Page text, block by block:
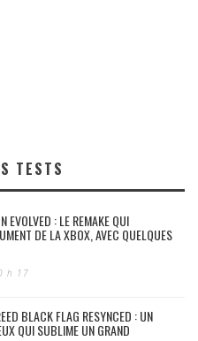
TESTS
EVOLVED : LE REMAKE QUI
DE LA XBOX, AVEC QUELQUES
h 17
BLACK FLAG RESYNCED : UN
QUI SUBLIME UN GRAND